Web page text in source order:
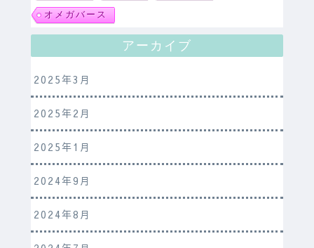
オメガバース
アーカイブ
2025年3月
2025年2月
2025年1月
2024年9月
2024年8月